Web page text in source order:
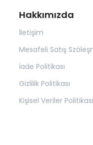
Hakkımızda
İletişim
Mesafeli Satış
İade Politikası
Gizlilik Politikası
Kişisel Veriler Politikası